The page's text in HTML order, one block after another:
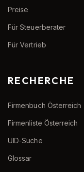
Preise
Für Steuerberater
Für Vertrieb
RECHERCHE
Firmenbuch Österreich
Firmenliste Österreich
UID-Suche
Glossar